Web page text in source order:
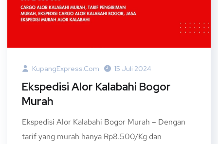
KupangExpress.com 15 Juli 2024
Ekspedisi Alor Kalabahi Bogor
Murah
Ekspedisi Alor Kalabahi Bogor Murah – Dengan
tarif yang murah hanya Rp8.500/Kg dan